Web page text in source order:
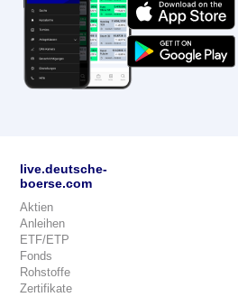
live.deutsche-
boerse.com
Aktien
Anleihen
ETF/ETP
Fonds
Rohstoffe
Zertifikate